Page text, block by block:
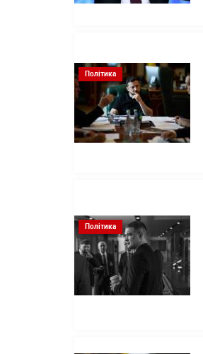
Політика
Політика